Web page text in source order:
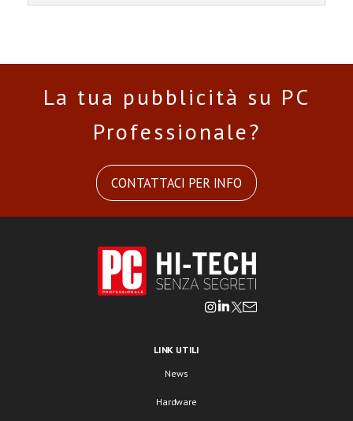
La tua pubblicità su PC
Professionale?
CONTATTACI PER INFO
LINK UTILI
News
Hardware